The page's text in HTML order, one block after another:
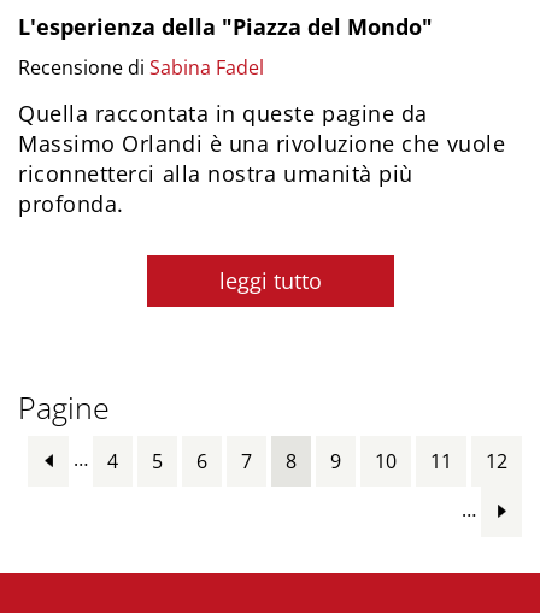
L'esperienza della "Piazza del Mondo"
Recensione di Sabina Fadel
Quella raccontata in queste pagine da
Massimo Orlandi è una rivoluzione che vuole
riconnetterci alla nostra umanità più
profonda.
leggi tutto
Pagine
… 4 5 6 7 8 9 10 11
12
…